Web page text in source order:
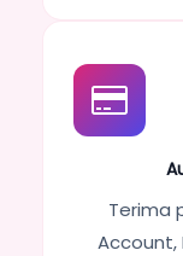
Terima
Account,